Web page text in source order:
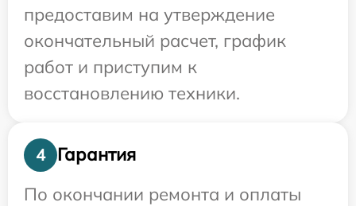
предоставим на утверждение
окончательный расчет, график
работ и приступим к
восстановлению техники.
4
Гарантия
По окончании ремонта и оплаты